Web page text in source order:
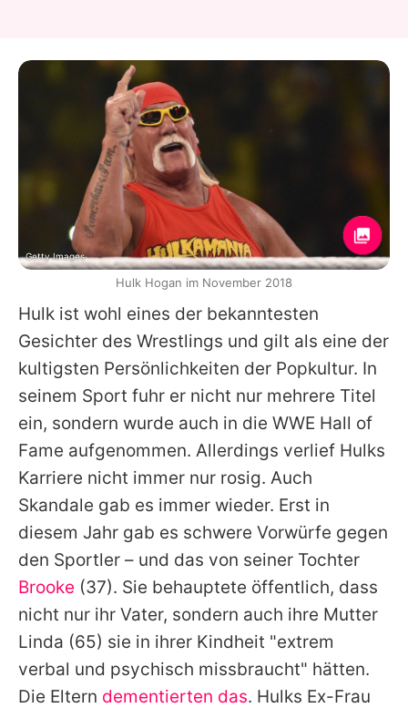
Hulk ist wohl eines der bekanntesten
Gesichter des Wrestlings und gilt als eine der
kultigsten Persönlichkeiten der Popkultur. In
seinem Sport fuhr er nicht nur mehrere Titel
ein, sondern wurde auch in die WWE Hall of
Fame aufgenommen. Allerdings verlief Hulks
Karriere nicht immer nur rosig. Auch
Skandale gab es immer wieder. Erst in
diesem Jahr gab es schwere Vorwürfe gegen
den Sportler – und das von seiner Tochter
Brooke (37). Sie behauptete öffentlich, dass
nicht nur ihr Vater, sondern auch ihre Mutter
Linda (65) sie in ihrer Kindheit "extrem
verbal und psychisch missbraucht" hätten.
Die Eltern dementierten das. Hulks Ex-Frau
Getty Images
Hulk Hogan im November 2018